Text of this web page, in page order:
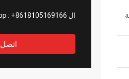
ال WhatsApp : +8618105169166
اتصل